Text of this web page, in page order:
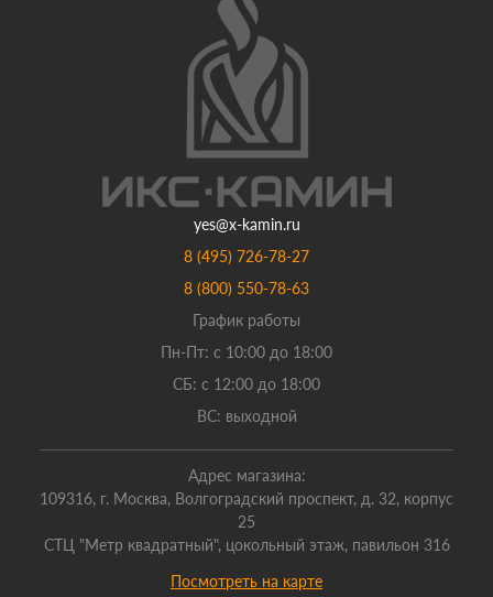
yes@x-kamin.ru
8 (495) 726-78-27
8 (800) 550-78-63
График работы
Пн-Пт: с 10:00 до 18:00
СБ: с 12:00 до 18:00
ВС: выходной
Адрес магазина:
109316, г. Москва, Волгоградский проспект, д. 32, корпус
25
СТЦ "Метр квадратный", цокольный этаж, павильон 316
Посмотреть на карте